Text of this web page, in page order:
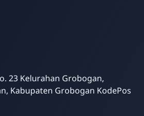
23 Kelurahan Grobogan,
Kabupaten Grobogan KodePos